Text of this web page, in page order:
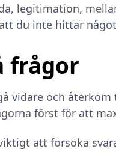
legitimation,
du inte hittar
frågor
vidare och
först för att
att försöka